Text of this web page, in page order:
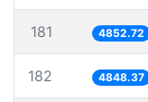
181 4852.72
182 4848.37